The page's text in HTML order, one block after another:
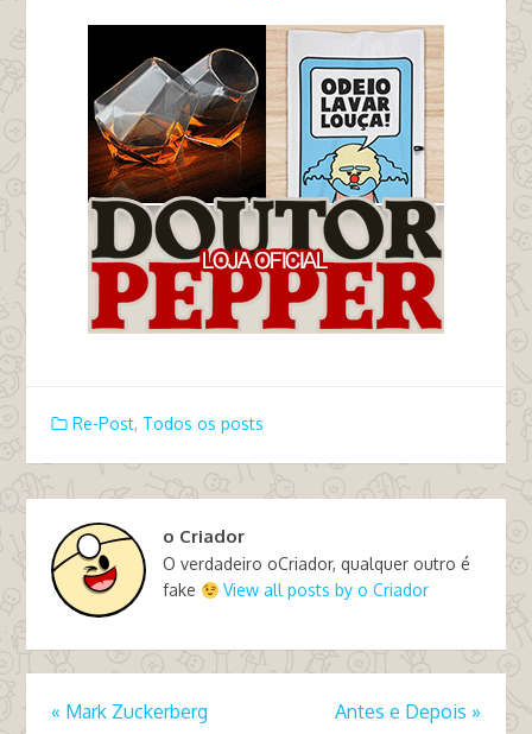
Re-Post, Todos os posts
o Criador
O verdadeiro oCriador, qualquer outro é
fake
View all posts by o Criador
« Mark Zuckerberg Antes e Depois »